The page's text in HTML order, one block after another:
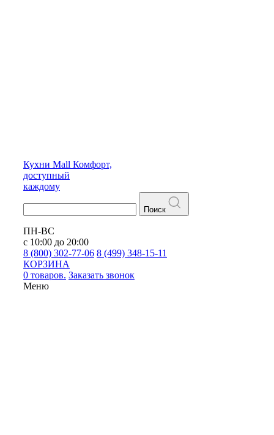
Кухни Mall Комфорт,
доступный
каждому
Поиск
ПН-ВС
с 10:00 до 20:00
8 (800) 302-77-06 8 (499) 348-15-11
КОРЗИНА
0 товаров. Заказать звонок
Меню